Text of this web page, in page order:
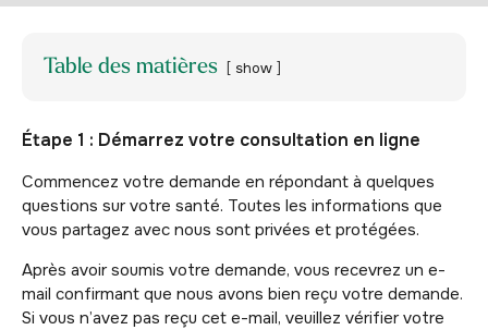
Étape 1 : Démarrez votre consultation en ligne
Commencez votre demande en répondant à quelques
questions sur votre santé. Toutes les informations que
vous partagez avec nous sont privées et protégées.
Après avoir soumis votre demande, vous recevrez un e-
mail confirmant que nous avons bien reçu votre demande.
Si vous n’avez pas reçu cet e-mail, veuillez vérifier votre
Table des matières show